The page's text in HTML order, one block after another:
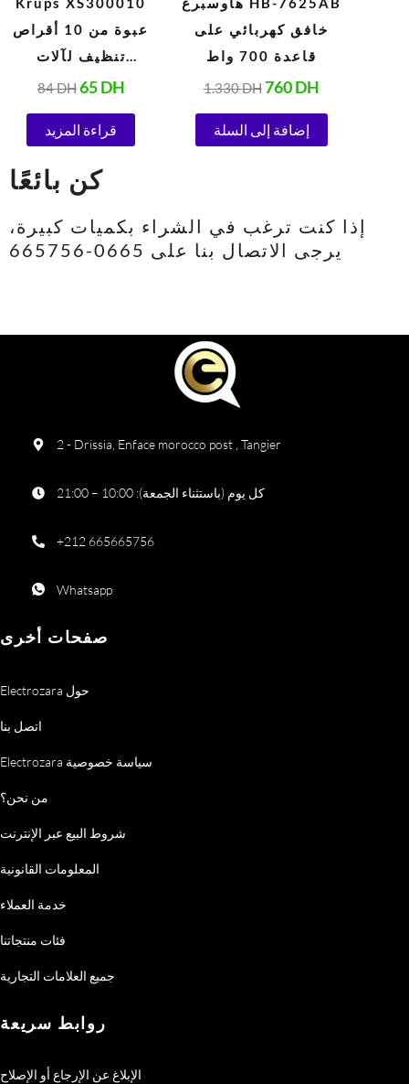
عبوة من 10 أقراص
تنظيف لآلات
الإسبريسو
84DH65DH
قراءة المزيد
خافق كهربائي على
قاعدة 700 واط
1.330DH760DH
إضافة إلى السلة
كن بائعًا
إذا كنت ترغب في الشراء بكميات كبيرة،
يرجى الاتصال بنا على 0665-665756
2 - Drissia, Enface morocco post , Tangier
كل يوم (باستثناء الجمعة): 10:00 – 21:00
+212 665665756
Whatsapp
صفحات أخرى
Electrozara حول
اتصل بنا
Electrozara سياسة خصوصية
من نحن؟
شروط البيع عبر الإنترنت
المعلومات القانونية
خدمة العملاء
فئات منتجاتنا
جميع العلامات التجارية
روابط سريعة
الإبلاغ عن الإرجاع أو الإصلاح